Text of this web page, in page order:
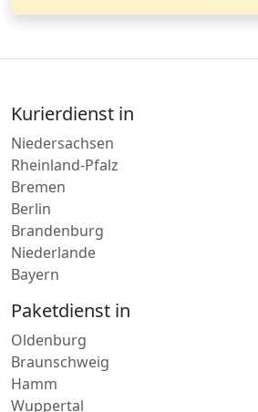
Rheinland-Pfalz
Bremen
Berlin
Brandenburg
Niederlande
Bayern
Paketdienst in
Braunschweig
Hamm
Wuppertal
Offenbach
Erlangen